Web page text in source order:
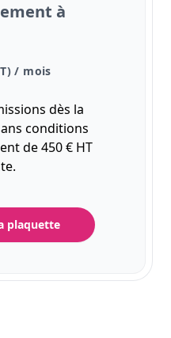
à
/ mois
dès la
conditions
de 450 € HT
plaquette